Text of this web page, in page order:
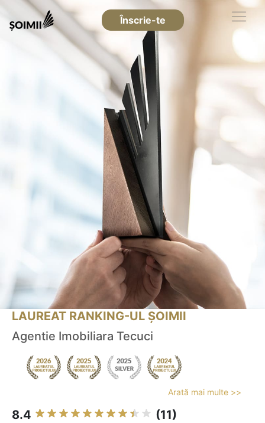
Înscrie-te
LAUREAT RANKING-UL ȘOIMII
Agentie Imobiliara Tecuci
Arată mai multe >>
8.4 (11)